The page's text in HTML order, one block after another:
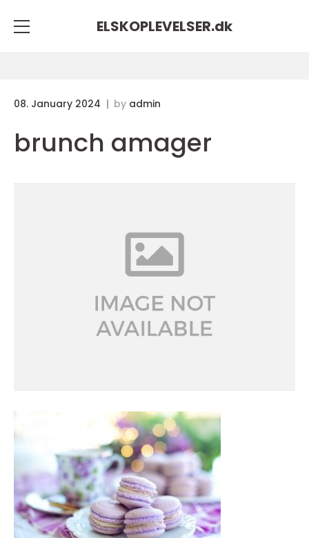
ELSKOPLEVELSER.dk
08. January 2024 by admin
brunch amager